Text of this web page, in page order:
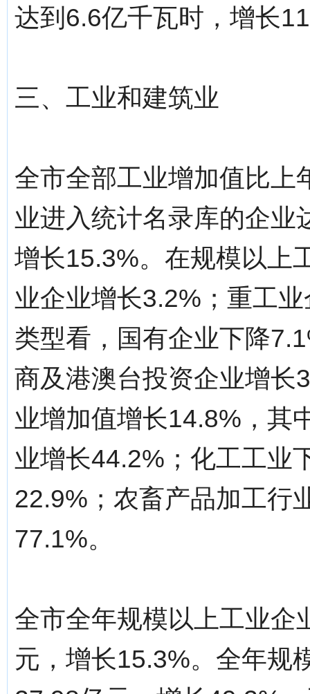
达到6.6亿千瓦时，增长
三、工业和建筑业
全市全部工业增加值比上
业进入统计名录库的企业
增长15.3%。在规模以上
业企业增长3.2%；重工
类型看，国有企业下降
商及港澳台投资企业增长
业增加值增长14.8%，其
业增长44.2%；化工工业
22.9%；农畜产品加工行
77.1%。
全市全年规模以上工业企
元，增长15.3%。全年规